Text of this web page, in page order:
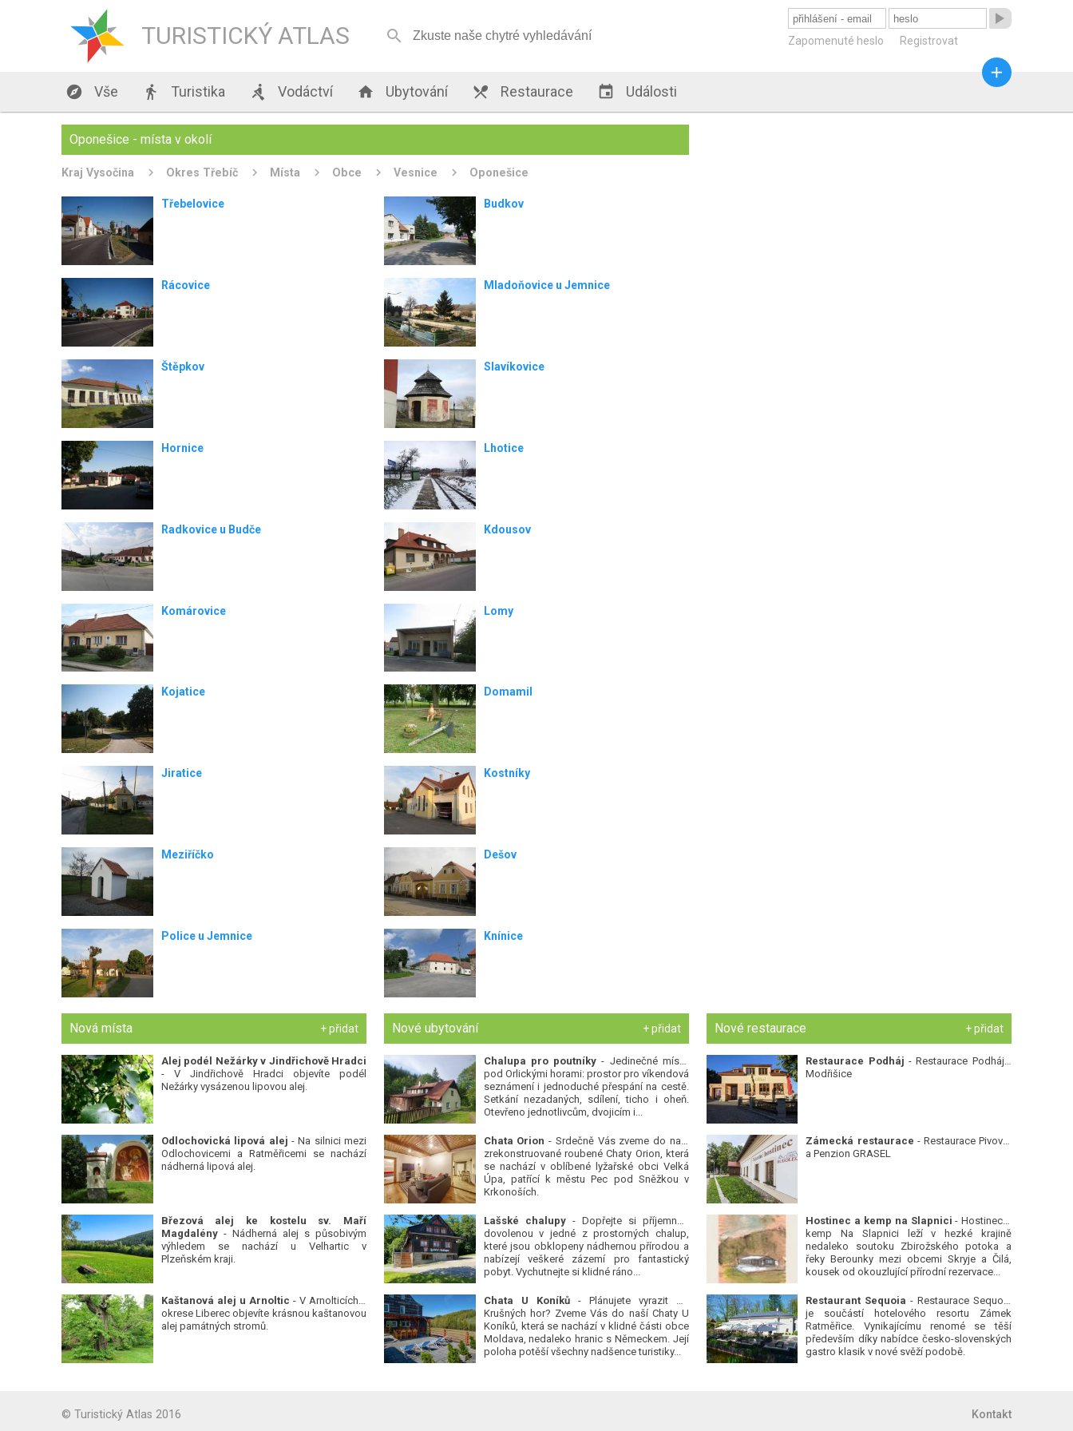
TURISTICKÝ ATLAS 

Zapomenuté heslo Registrovat
 Vše  Turistika  Vodáctví  Ubytování  Restaurace  Události

Oponešice - místa v okolí
Kraj Vysočina Okres Třebíč Místa Obce Vesnice Oponešice
Budkov
Třebelovice
Mladoňovice u Jemnice
Rácovice
Slavíkovice
Štěpkov
Lhotice
Hornice
Kdousov
Radkovice u Budče
Lomy
Komárovice
Domamil
Kojatice
Kostníky
Jiratice
Dešov
Meziříčko
Knínice
Police u Jemnice
Nová místa + přidat
Alej podél Nežárky v Jindřichově Hradci
- V Jindřichově Hradci objevíte podél
Nežárky vysázenou lipovou alej.
Odlochovická lipová alej - Na silnici mezi
Odlochovicemi a Ratměřicemi se nachází
nádherná lipová alej.
Březová alej ke kostelu sv. Maří
Magdalény- Nádherná alej s působivým
výhledem se nachází u Velhartic v
Plzeňském kraji.
Kaštanová alej u Arnoltic - V Arnolticích v
okrese Liberec objevíte krásnou kaštanovou
alej památných stromů.
Nové ubytování + přidat
Chalupa pro poutníky - Jedinečné místo
pod Orlickými horami: prostor pro víkendová
seznámení i jednoduché přespání na cestě.
Setkání nezadaných, sdílení, ticho i oheň.
Otevřeno jednotlivcům, dvojicím i...
Chata Orion - Srdečně Vás zveme do naší
zrekonstruované roubené Chaty Orion, která
se nachází v oblíbené lyžařské obci Velká
Úpa, patřící k městu Pec pod Sněžkou v
Krkonoších.
Lašské chalupy- Dopřejte si příjemnou
dovolenou v jedné z prostorných chalup,
které jsou obklopeny nádhernou přírodou a
nabízejí veškeré zázemí pro fantastický
pobyt. Vychutnejte si klidné ráno...
Chata U Koníků- Plánujete vyrazit do
Krušných hor? Zveme Vás do naší Chaty U
Koníků, která se nachází v klidné části obce
Moldava, nedaleko hranic s Německem. Její
poloha potěší všechny nadšence turistiky...
Nové restaurace + přidat
Restaurace Podháj - Restaurace Podháj -
Modřišice
Zámecká restaurace - Restaurace Pivovar
a Penzion GRASEL
Hostinec a kemp na Slapnici - Hostinec a
kemp Na Slapnici leží v hezké krajině
nedaleko soutoku Zbirožského potoka a
řeky Berounky mezi obcemi Skryje a Čilá,
kousek od okouzlující přírodní rezervace...
Restaurant Sequoia - Restaurace Sequoia
je součástí hotelového resortu Zámek
Ratměřice. Vynikajícímu renomé se těší
především díky nabídce česko-slovenských
gastro klasik v nové svěží podobě.
© Turistický Atlas 2016 Kontakt